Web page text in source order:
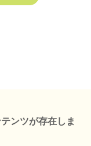
ンツが存在しま